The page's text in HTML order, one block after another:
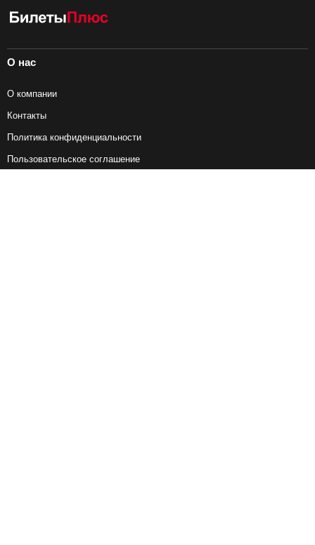
О нас
О компании
Контакты
Политика конфиденциальности
Пользовательское соглашение